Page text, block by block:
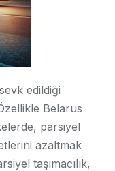
edildiği
Belarus
parsiyel
azaltmak
taşımacılık,